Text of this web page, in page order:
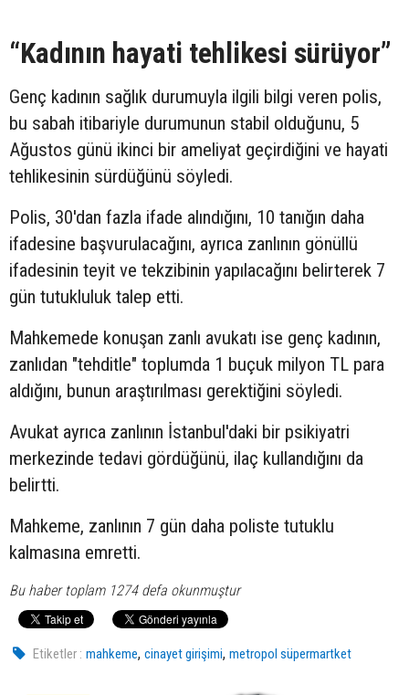
“Kadının hayati tehlikesi sürüyor”
Genç kadının sağlık durumuyla ilgili bilgi veren polis,
bu sabah itibariyle durumunun stabil olduğunu, 5
Ağustos günü ikinci bir ameliyat geçirdiğini ve hayati
tehlikesinin sürdüğünü söyledi.
Polis, 30'dan fazla ifade alındığını, 10 tanığın daha
ifadesine başvurulacağını, ayrıca zanlının gönüllü
ifadesinin teyit ve tekzibinin yapılacağını belirterek 7
gün tutukluluk talep etti.
Mahkemede konuşan zanlı avukatı ise genç kadının,
zanlıdan "tehditle" toplumda 1 buçuk milyon TL para
aldığını, bunun araştırılması gerektiğini söyledi.
Avukat ayrıca zanlının İstanbul'daki bir psikiyatri
merkezinde tedavi gördüğünü, ilaç kullandığını da
belirtti.
Mahkeme, zanlının 7 gün daha poliste tutuklu
kalmasına emretti.
Bu haber toplam 1274 defa okunmuştur
Etiketler : mahkeme,cinayet girişimi,metropol süpermartket